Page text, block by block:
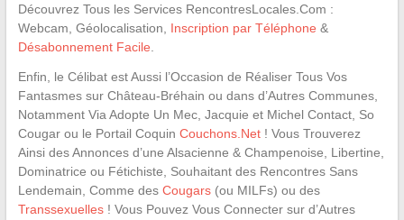
Découvrez Tous les Services RencontresLocales.Com :
Webcam, Géolocalisation, Inscription par Téléphone &
Désabonnement Facile
Enfin, le Célibat est Aussi l’Occasion de Réaliser Tous Vos
Fantasmes sur Château-Bréhain ou dans d’Autres Communes,
Notamment Via Adopte Un Mec, Jacquie et Michel Contact, So
Cougar ou le Portail Coquin Couchons.Net! Vous Trouverez
Ainsi des Annonces d’une Alsacienne & Champenoise, Libertine,
Dominatrice ou Fétichiste, Souhaitant des Rencontres Sans
Lendemain, Comme des Cougars(ou MILFs) ou des
Transsexuelles! Vous Pouvez Vous Connecter sur d’Autres